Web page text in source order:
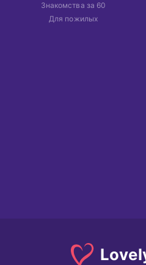
Знакомства за 60
Для пожилых